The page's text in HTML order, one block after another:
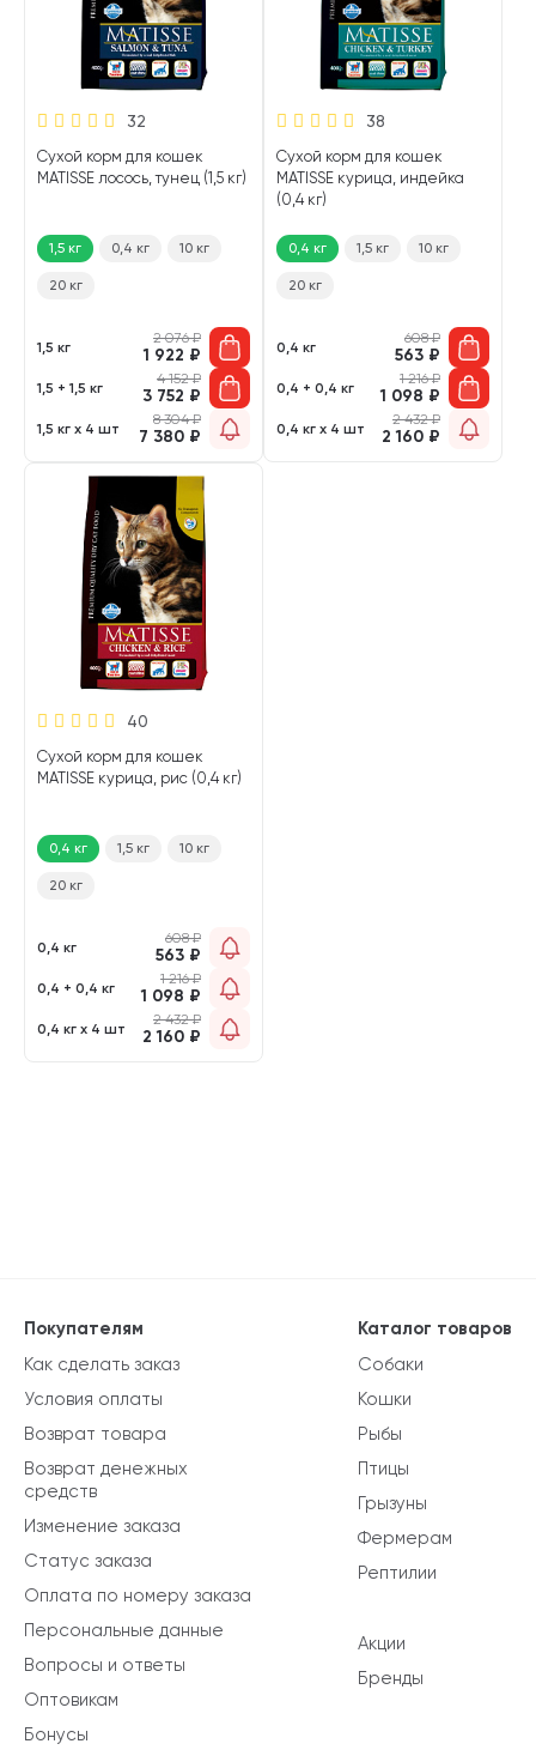
32
Сухой корм для кошек
MATISSE лосось, тунец (1,5 кг)
1,5 кг 0,4 кг 10 кг
20 кг
1,5 кг
2 076₽
1 922 ₽
1,5 + 1,5 кг
4 152₽
3 752 ₽
1,5 кг х 4 шт
8 304₽
7 380 ₽
38
Сухой корм для кошек
MATISSE курица, индейка
(0,4 кг)
0,4 кг 1,5 кг 10 кг
20 кг
0,4 кг
608₽
563 ₽
0,4 + 0,4 кг
1 216₽
1 098 ₽
0,4 кг х 4 шт
2 432₽
2 160 ₽
40
Сухой корм для кошек
MATISSE курица, рис (0,4 кг)
0,4 кг 1,5 кг 10 кг
20 кг
0,4 кг
608₽
563 ₽
0,4 + 0,4 кг
1 216₽
1 098 ₽
0,4 кг х 4 шт
2 432₽
2 160 ₽
Каталог товаров
Собаки
Кошки
Рыбы
Птицы
Грызуны
Фермерам
Рептилии
Акции
Бренды
Покупателям
Как сделать заказ
Условия оплаты
Возврат товара
Возврат денежных
средств
Изменение заказа
Статус заказа
Оплата по номеру заказа
Персональные данные
Вопросы и ответы
Оптовикам
Бонусы